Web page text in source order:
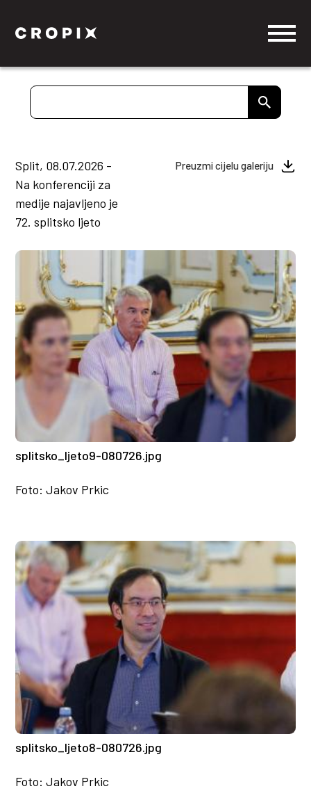
Split, 08.07.2026 -
Na konferenciji za
medije najavljeno je
72. splitsko ljeto
Preuzmi cijelu galeriju
splitsko_ljeto9-080726.jpg
Foto: Jakov Prkic
splitsko_ljeto8-080726.jpg
Foto: Jakov Prkic